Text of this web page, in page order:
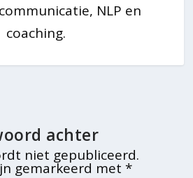
NLP en
coaching.
achter
niet gepubliceerd.
gemarkeerd met *